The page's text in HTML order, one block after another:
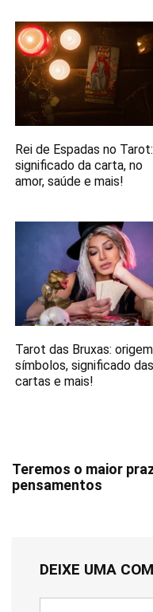
Rei de Espadas no Tarot:
significado da carta, no
amor, saúde e mais!
Tarot das Bruxas:
símbolos, significado das
cartas e mais!
Teremos o maior
pensamentos
DEIXE UMA